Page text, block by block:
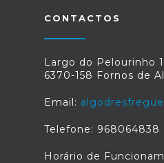
CONTACTOS
Largo do Pelourinho
6370-158 Fornos de
Email:
Telefone: 968064838
Horário de